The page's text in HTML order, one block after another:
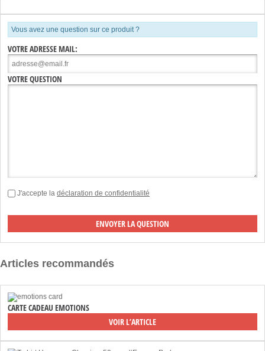
Vous avez une question sur ce produit ?
VOTRE ADRESSE MAIL:
VOTRE QUESTION
J'accepte la déclaration de confidentialité
Articles recommandés
CARTE CADEAU EMOTIONS
VOIR L’ARTICLE